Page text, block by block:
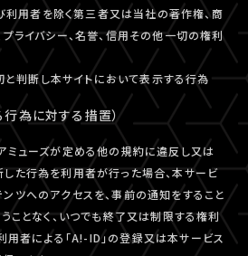
用者を除く第三者又は当社の著作権、商
プライバシー、名誉、信用その他一切の権利
判断し本サイトにおいて表示する行為
為に対する措置）
ミューズが定める他の規約に違反し又は
た行為を利用者が行った場合、本サービ
ツへのアクセスを、事前の通知をすること
ことなく、いつでも終了又は制限する権利
用者による「A!-ID」の登録又は本サービス